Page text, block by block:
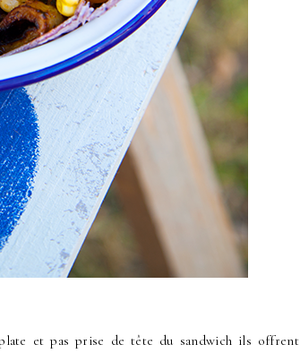
et pas prise de tête du sandwich ils offrent